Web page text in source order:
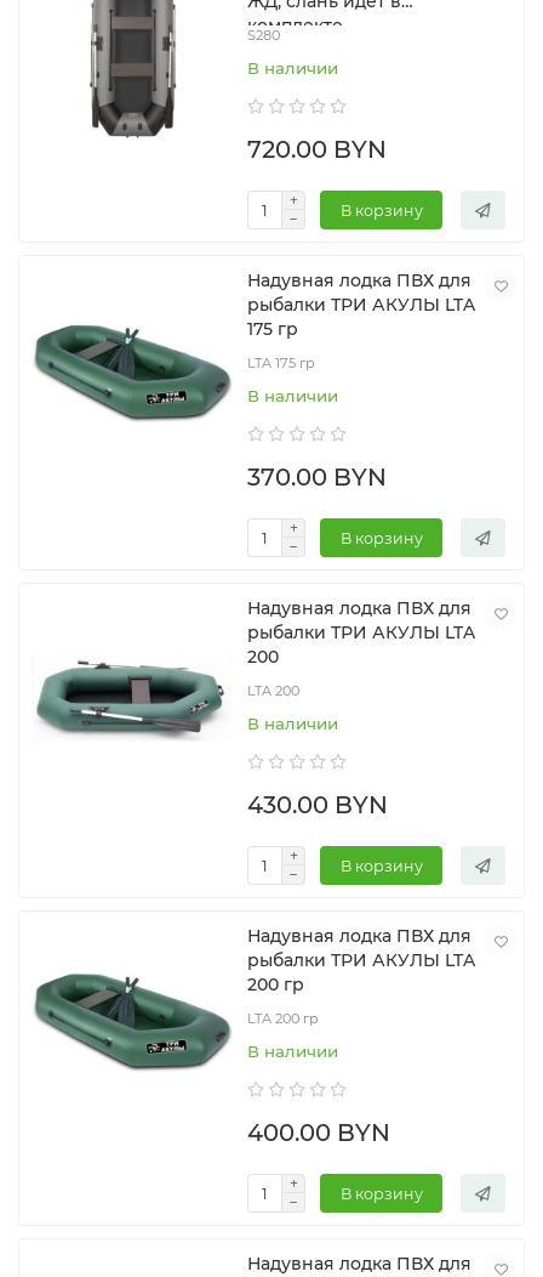
комплекте
S280
В наличии
720.00 BYN
В корзину
Надувная лодка ПВХ для
рыбалки ТРИ АКУЛЫ LTA
175 гр
LTA 175 гр
В наличии
370.00 BYN
В корзину
Надувная лодка ПВХ для
рыбалки ТРИ АКУЛЫ LTA
200
LTA 200
В наличии
430.00 BYN
В корзину
Надувная лодка ПВХ для
рыбалки ТРИ АКУЛЫ LTA
200 гр
LTA 200 гр
В наличии
400.00 BYN
В корзину
Надувная лодка ПВХ для